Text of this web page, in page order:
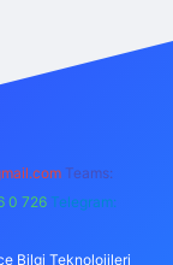
Teams:
0 726 Telegram:
Bilgi Teknolojileri